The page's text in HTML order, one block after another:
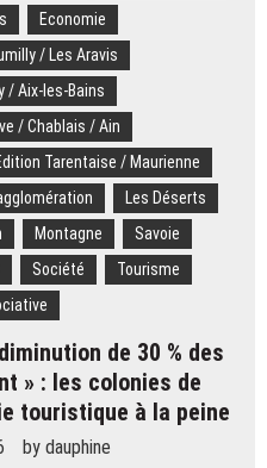
» :
Economie
/ Les Aravis
/ Aix-les-Bains
/ Chablais / Ain
Tarentaise / Maurienne
Les Déserts
Montagne
Savoie
Société
Tourisme
de 30 % des
» : les colonies de
touristique à la peine
by dauphine